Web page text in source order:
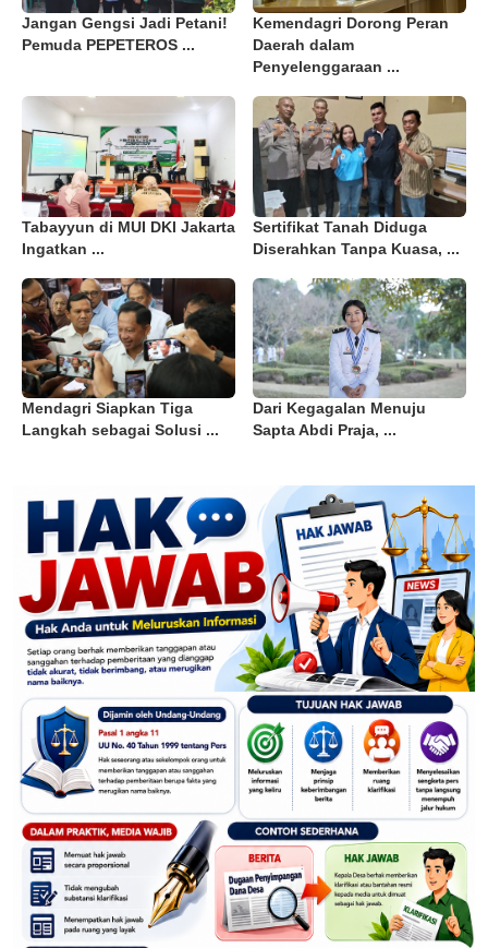
Jangan Gengsi Jadi Petani!
Pemuda PEPETEROS ...
Kemendagri Dorong Peran
Daerah dalam
Penyelenggaraan ...
Tabayyun di MUI DKI Jakarta
Ingatkan ...
Sertifikat Tanah Diduga
Diserahkan Tanpa Kuasa, ...
Mendagri Siapkan Tiga
Langkah sebagai Solusi ...
Dari Kegagalan Menuju
Sapta Abdi Praja, ...